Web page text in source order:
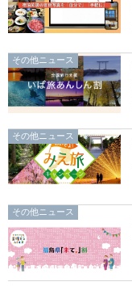
その他ニュース
その他ニュース
その他ニュース